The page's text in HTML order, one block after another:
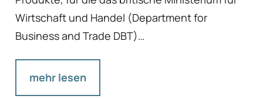
Wirtschaft und Handel (Department for
Business and Trade DBT)…
mehr lesen